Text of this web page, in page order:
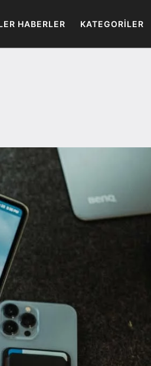
HABERLER KATEGORILER